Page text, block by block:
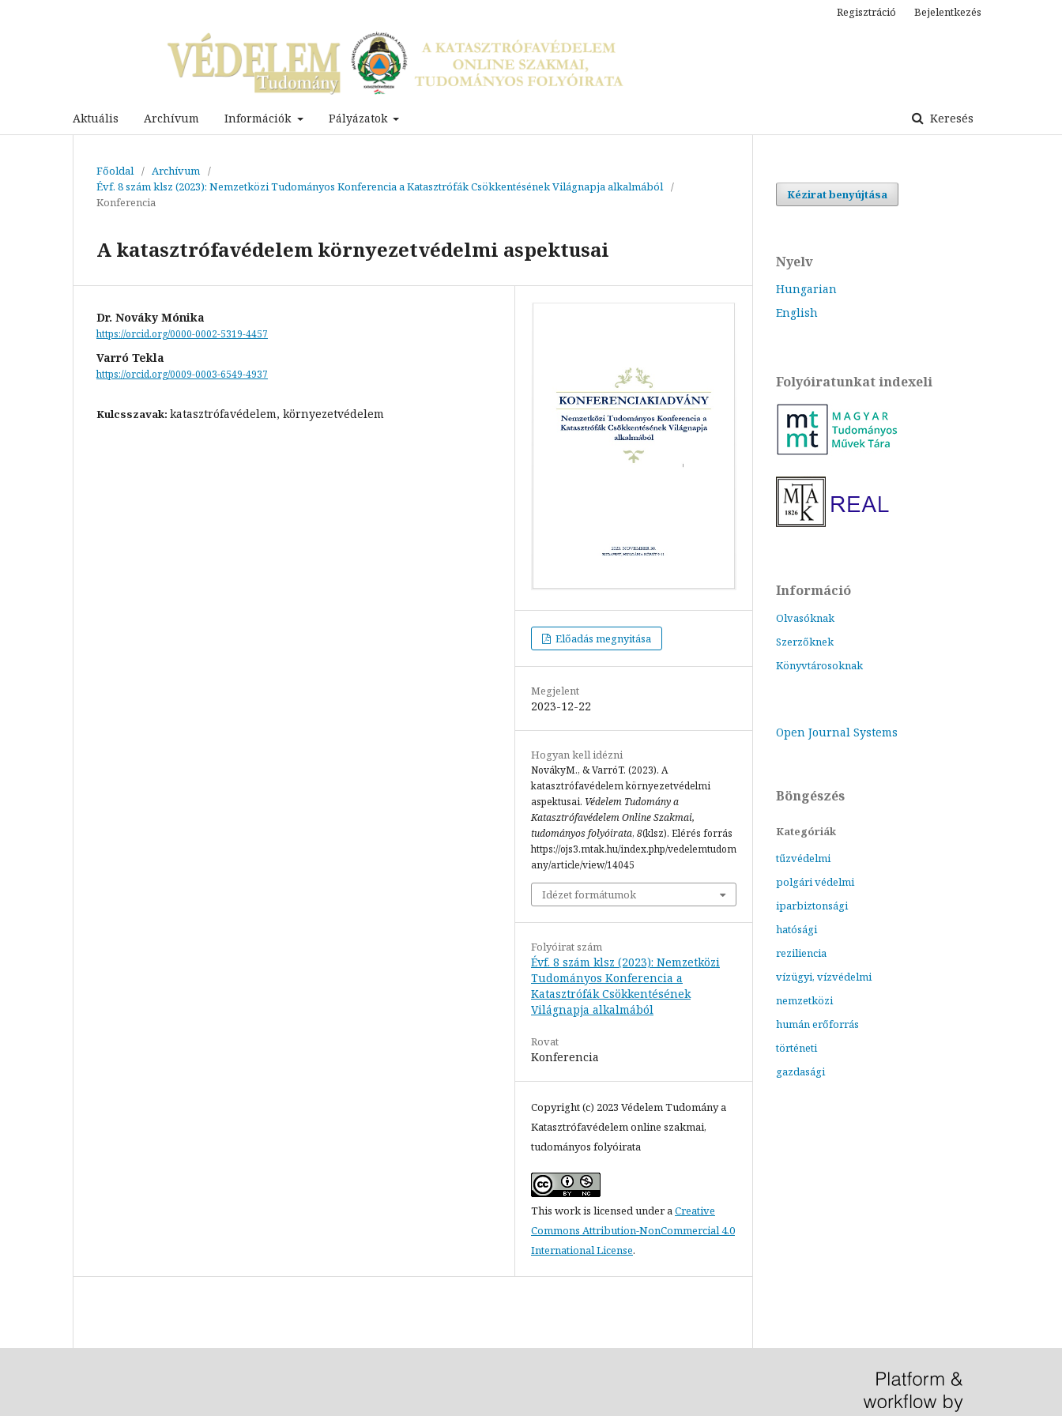
Aktuális Archívum Információk Pályázatok Keresés
Regisztráció Bejelentkezés
Főoldal / Archívum /
Évf. 8 szám klsz (2023): Nemzetközi Tudományos Konferencia a Katasztrófák Csökkentésének Világnapja alkalmából /
Konferencia
A katasztrófavédelem környezetvédelmi aspektusai
Dr. Nováky Mónika
https://orcid.org/0000-0002-5319-4457
Varró Tekla
https://orcid.org/0009-0003-6549-4937
Kulcsszavak: katasztrófavédelem, környezetvédelem
Előadás megnyitása
Megjelent
2023-12-22
Hogyan kell idézni
NovákyM., & VarróT. (2023). A
katasztrófavédelem környezetvédelmi
aspektusai. Védelem Tudomány a
Katasztrófavédelem Online Szakmai,
tudományos folyóirata, 8(klsz). Elérés forrás
https://ojs3.mtak.hu/index.php/vedelemtudom
any/article/view/14045
Idézet formátumok
Folyóirat szám
Évf. 8 szám klsz (2023): Nemzetközi
Tudományos Konferencia a
Katasztrófák Csökkentésének
Világnapja alkalmából
Rovat
Konferencia
Copyright (c) 2023 Védelem Tudomány a
Katasztrófavédelem online szakmai,
tudományos folyóirata
This work is licensed under aCreative
Commons Attribution-NonCommercial 4.0
International License.
Kézirat benyújtása
Nyelv
Hungarian
English
Folyóiratunkat indexeli
Információ
Olvasóknak
Szerzőknek
Könyvtárosoknak
Open Journal Systems
Böngészés
Kategóriák
tűzvédelmi
polgári védelmi
iparbiztonsági
hatósági
reziliencia
vízügyi, vízvédelmi
nemzetközi
humán erőforrás
történeti
gazdasági